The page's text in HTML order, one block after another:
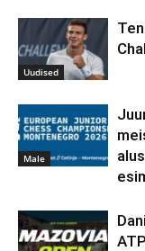
Uudised
Male